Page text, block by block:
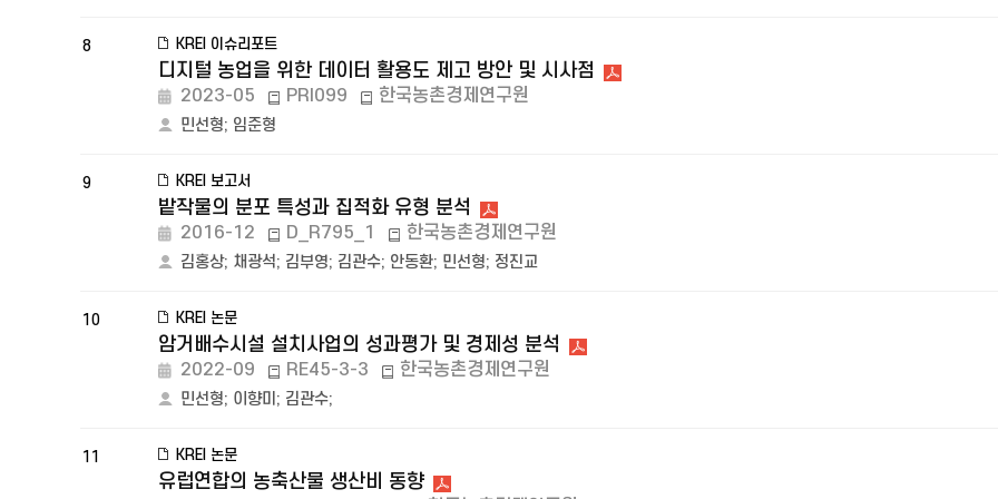
8 KREI 이슈리포트
디지털 농업을 위한 데이터 활용도 제고 방안 및 시사점
2023-05 PRI099 한국농촌경제연구원
민선형; 임준형
9 KREI 보고서
밭작물의 분포 특성과 집적화 유형 분석
2016-12 D_R795_1 한국농촌경제연구원
김홍상; 채광석; 김부영; 김관수; 안동환; 민선형; 정진교
10 KREI 논문
암거배수시설 설치사업의 성과평가 및 경제성 분석
2022-09 RE45-3-3 한국농촌경제연구원
민선형; 이향미 ; 김관수;
11 KREI 논문
유럽연합의 농축산물 생산비 동향